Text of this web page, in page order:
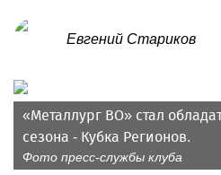
Евгений Стариков
«Металлург ВО» стал
сезона - Кубка Регионов.
Фото пресс-службы клуба